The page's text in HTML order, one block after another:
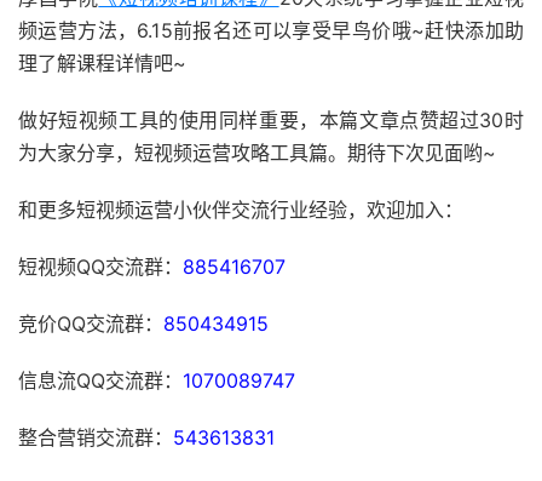
频运营方法，6.15前报名还可以享受早鸟价哦~赶快添加助
理了解课程详情吧~
做好短视频工具的使用同样重要，本篇文章点赞超过30时
为大家分享，短视频运营攻略工具篇。期待下次见面哟~
和更多短视频运营小伙伴交流行业经验，欢迎加入：
短视频QQ交流群： 885416707
竞价QQ交流群： 850434915
信息流QQ交流群： 1070089747
整合营销交流群： 543613831